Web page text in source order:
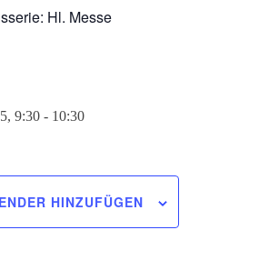
Hl. Messe
9:30 - 10:30
HINZUFÜGEN